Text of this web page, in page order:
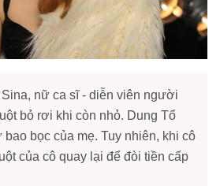
nữ ca sĩ - diễn viên người
bỏ rơi khi còn nhỏ. Dung Tổ
bọc của mẹ. Tuy nhiên, khi cô
của cô quay lại để đòi tiền cấp